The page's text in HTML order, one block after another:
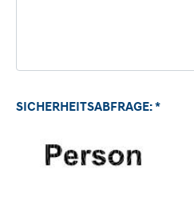
SICHERHEITSABFRAGE: *